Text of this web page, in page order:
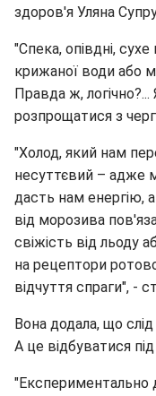
здоров'я Уляна
"Спека, опівдні,
крижаної води або
Правда ж,
розпрощатися з
"Холод, який нам
несуттєвий – адже
дасть нам енергію,
від морозива
свіжість від льоду
на рецептори
відчуття спраги", -
Вона додала, що
А це відбуватися
"Експериментально